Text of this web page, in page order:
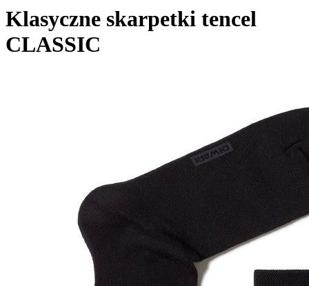
Klasyczne skarpetki tencel
CLASSIC